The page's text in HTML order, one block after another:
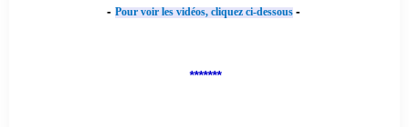
- Pour voir les vidéos, cliquez ci-dessous -
*******